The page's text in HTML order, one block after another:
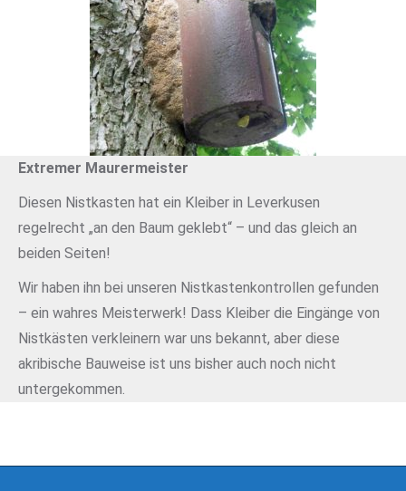
Extremer Maurermeister
Diesen Nistkasten hat ein Kleiber in Leverkusen
regelrecht „an den Baum geklebt“ – und das gleich an
beiden Seiten!
Wir haben ihn bei unseren Nistkastenkontrollen gefunden
– ein wahres Meisterwerk! Dass Kleiber die Eingänge von
Nistkästen verkleinern war uns bekannt, aber diese
akribische Bauweise ist uns bisher auch noch nicht
untergekommen.